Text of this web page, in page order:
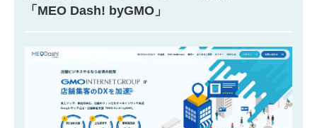
「MEO Dash! byGMO」